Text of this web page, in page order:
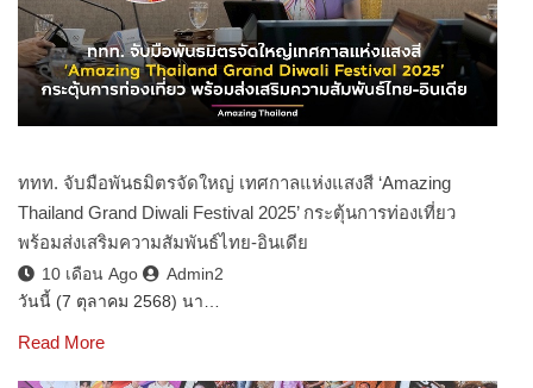
ททท. จับมือพันธมิตรจัดใหญ่ เทศกาลแห่งแสงสี ‘Amazing
Thailand Grand Diwali Festival 2025’ กระตุ้นการท่องเที่ยว
พร้อมส่งเสริมความสัมพันธ์ไทย-อินเดีย
10 เดือน Ago
Admin2
วันนี้ (7 ตุลาคม 2568) นา…
Read More